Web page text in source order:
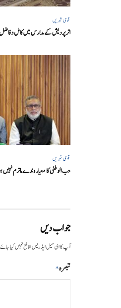
قومی خبریں
اتر پردیش کےمدارس میں کامل و فاضل
قومی خبریں
حب الوطنی کا معیار وندے ماترم نہیں
جواب دیں
آپ کا ای میل ایڈریس شائع نہیں کیا
تبصرہ*